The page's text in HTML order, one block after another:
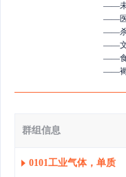
——
——
——
——
——
——
群组信息
0101工业气体，单质